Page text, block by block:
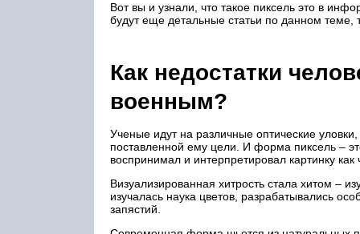
Вот вы и узнали, что такое пиксель это в
будут еще детальные статьи по данном теме,
Как недостатки
военным?
Ученые идут на различные оптические
поставленной ему цели. И форма пиксель –
воспринимал и интерпретировал картинку как
Визуализированная хитрость стала хитом –
изучалась наука цветов, разрабатывались
запястий.